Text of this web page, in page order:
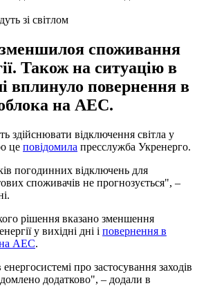
зі світлом
споживання
Також на ситуацію в
вплинуло повернення в
на АЕС.
здійснювати відключення світла у
це повідомила пресслужба Укренерго.
погодинних відключень для
споживачів не прогнозується", –
рішення вказано зменшення
у вихідні дні і повернення в
на АЕС.
про застосування заходів
додатково", – додали в